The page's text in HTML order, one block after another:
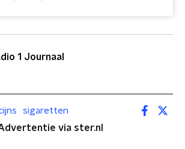
1 Journaal
sigaretten
via ster.nl